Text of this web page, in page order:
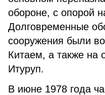
обороне, с опорой
Долговременные
сооружения были
Китаем, а также на
Итуруп.
В июне 1978 года